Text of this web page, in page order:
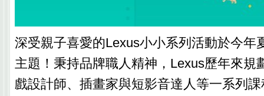
深受親子喜愛的Lexus小小系列活動於今年
主題！秉持品牌職人精神，Lexus歷年來規
戲設計師、插畫家與短影音達人等一系列